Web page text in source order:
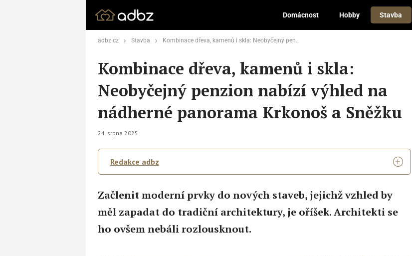
Domácnost Hobby Stavba
adbz.cz Stavba Kombinace dřeva, kamenů i skla: Neobyčejný penzion nabízí výhled na nádherné panorama Krkonoš a Sněžku
Kombinace dřeva, kamenů i skla:
Neobyčejný penzion nabízí výhled na
nádherné panorama Krkonoš a Sněžku
24. srpna 2025
Redakce adbz
Začlenit moderní prvky do nových staveb, jejichž vzhled by
měl zapadat do tradiční architektury, je oříšek. Architekti se
ho ovšem nebáli rozlousknout.